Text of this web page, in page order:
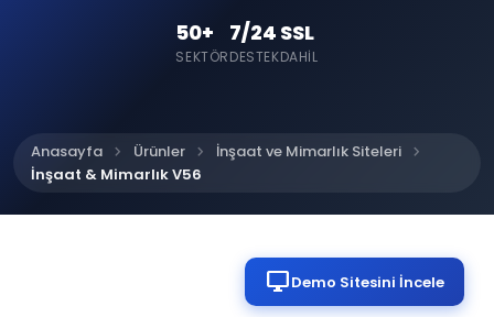
50+
SEKTÖR
7/24
DESTEK
SSL
DAHIL
Anasayfa chevron_right Ürünler chevron_right İnşaat ve Mimarlık Siteleri chevron_right
İnşaat & Mimarlık V56
desktop_windowsDemo Sitesini İncele